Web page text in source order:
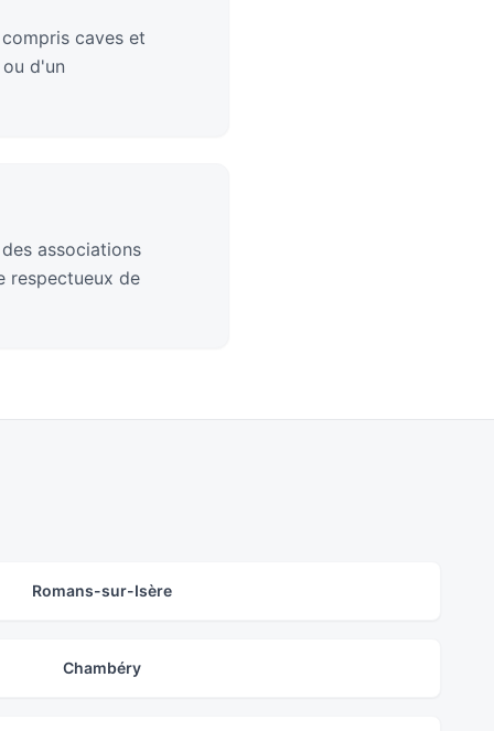
caves et
d'un
associations
respectueux de
Romans-sur-Isère
Chambéry